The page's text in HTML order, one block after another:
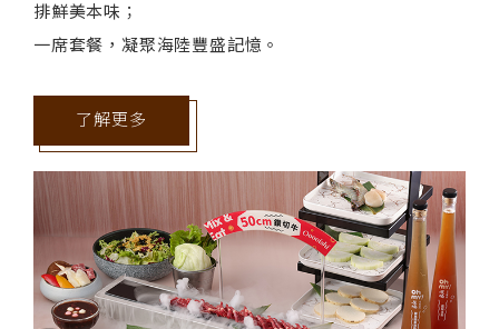
排鮮美本味；
一席套餐，凝聚海陸豐盛記憶。
了解更多